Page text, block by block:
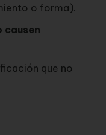
o forma).
causen
que no